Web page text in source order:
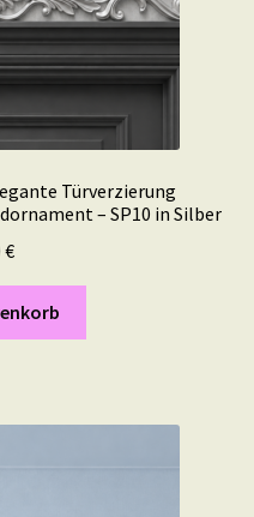
Türverzierung
– SP10 in Silber
€